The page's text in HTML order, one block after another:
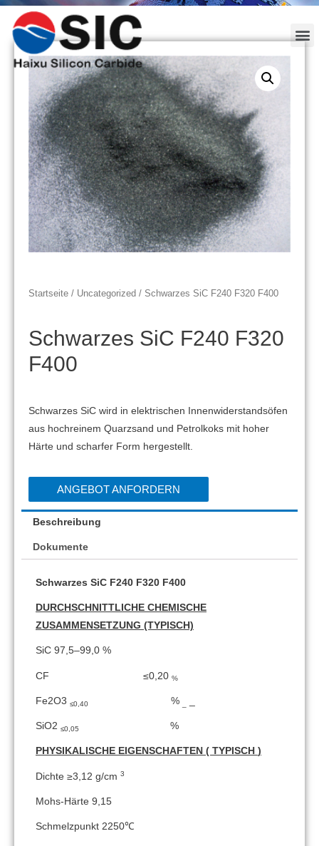
Startseite / Uncategorized / Schwarzes SiC F240 F320 F400
Schwarzes SiC F240 F320
F400
Schwarzes SiC wird in elektrischen Innenwiderstandsöfen
aus hochreinem Quarzsand und Petrolkoks mit hoher
Härte und scharfer Form hergestellt.
ANGEBOT ANFORDERN
Beschreibung
Dokumente
Schwarzes SiC F240 F320 F400
DURCHSCHNITTLICHE CHEMISCHE
ZUSAMMENSETZUNG (TYPISCH)
SiC 97,5–99,0 %
CF ≤0,20 %
Fe2O3 ≤0,40 %
SiO2 ≤0,05 %
PHYSIKALISCHE EIGENSCHAFTEN ( TYPISCH )
Dichte ≥3,12 g/cm 3
Mohs-Härte 9,15
Schmelzpunkt 2250℃